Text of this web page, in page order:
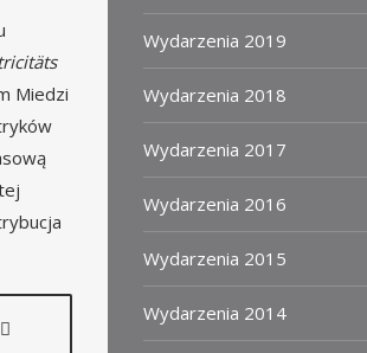
Miedzi
Wydarzenia 2019
Wydarzenia 2018
Wydarzenia 2017
Wydarzenia 2016
Wydarzenia 2015
Wydarzenia 2014